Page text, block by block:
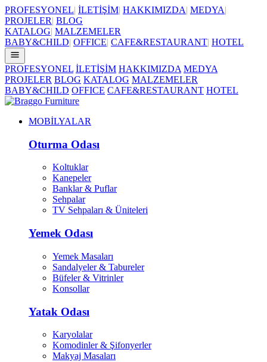
PROFESYONEL| İLETİŞİM| HAKKIMIZDA| MEDYA|
PROJELER| BLOG
KATALOG| MALZEMELER
BABY&CHILD| OFFICE| CAFE&RESTAURANT| HOTEL
PROFESYONEL İLETİŞİM HAKKIMIZDA MEDYA
PROJELER BLOG KATALOG MALZEMELER
BABY&CHILD OFFICE CAFE&RESTAURANT HOTEL
MOBİLYALAR
Oturma Odası
Koltuklar
Kanepeler
Banklar & Puflar
Sehpalar
TV Sehpaları & Üniteleri
Yemek Odası
Yemek Masaları
Sandalyeler & Tabureler
Büfeler & Vitrinler
Konsollar
Yatak Odası
Karyolalar
Komodinler & Şifonyerler
Makyaj Masaları